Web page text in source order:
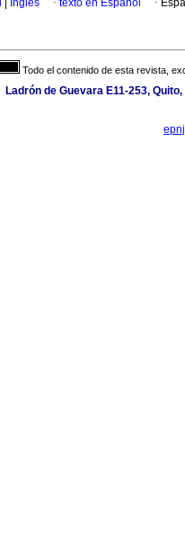
Inglés · texto en Español ·
Todo el contenido de esta revista,
Ladrón de Guevara E11-253,